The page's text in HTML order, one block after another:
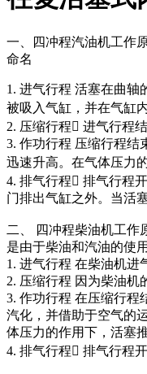
一、四冲程汽油机工作
命名
1. 进气行程 活塞在曲
被吸入气缸，并在气缸
2. 压缩行程 进气行程
3. 作功行程 压缩行程结
迅速升高。在气体压力
4. 排气行程 排气行程
门排出气缸之外。当活
二、 四冲程柴油机工作
是由于柴油和汽油的使
1. 进气行程 在柴油机进
2. 压缩行程 因为柴油机
3. 作功行程 在压缩行程
汽化，并借助于空气的
体压力的作用下，活塞
4. 排气行程 排气行程